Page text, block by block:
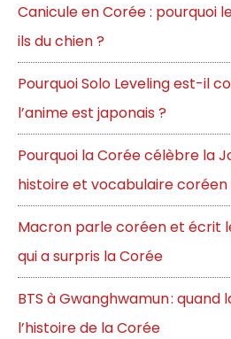
Canicule en Corée : pourquoi
ils du chien ?
Pourquoi Solo Leveling est-il
l’anime est japonais ?
Pourquoi la Corée célèbre la
histoire et vocabulaire coréen
Macron parle coréen et écrit
qui a surpris la Corée
BTS à Gwanghwamun :
l’histoire de la Corée